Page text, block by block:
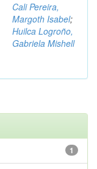
Cali Pereira,
Margoth Isabel;
Huilca Logroño,
Gabriela Mishell
1